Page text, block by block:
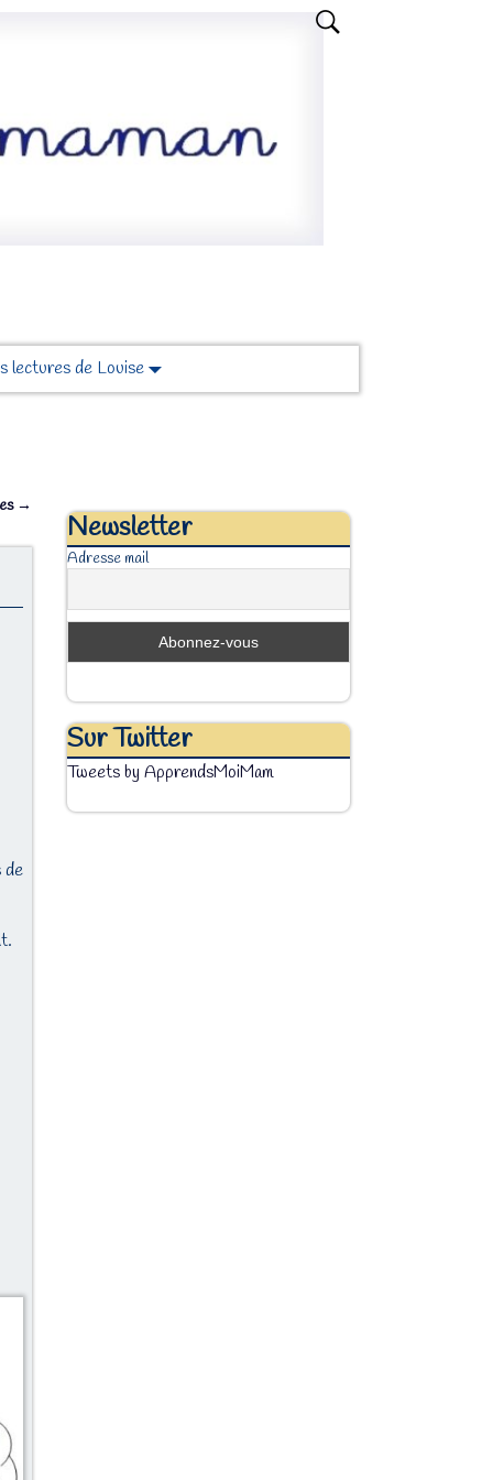
lectures de Louise
→
de
Newsletter
Adresse mail
Sur Twitter
Tweets by ApprendsMoiMam